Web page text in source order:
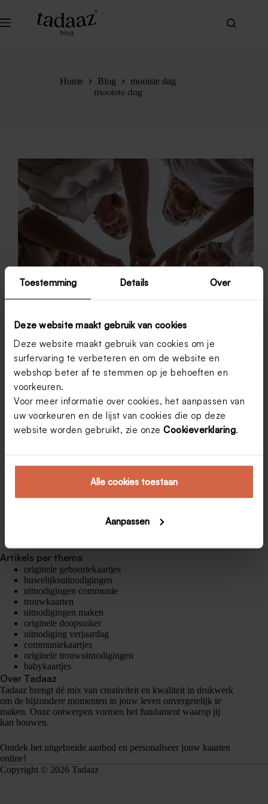
Toestemming Details Over
Deze website maakt gebruik van cookies
Deze website maakt gebruik van cookies om je
surfervaring te verbeteren en om de website en
webshop beter af te stemmen op je behoeften en
voorkeuren.
Voor meer informatie over cookies, het aanpassen van
uw voorkeuren en de lijst van cookies die op deze
website worden gebruikt, zie onze Cookieverklaring.
Alle cookies toestaan
Aanpassen
de
Home Blog
mooiste dag
mooiste dag
Hoe regen de mooiste dag van je leven helemaal
onvergetelijk maakt
Je droomt van een bruiloft in een zonovergoten tuin
niet altijd stralend weer. Maar laat het slechte weer je
dag niet vergallen. Met deze tips ben je helemaal
klaar voor de mooiste regendag van je leven.
Els Vanhooren
20 oktober 2015
Artikels per thema
originele geboortekaartjes
huwelijksuitnodigingen
uitnodigingen communie
trouwkaarten
uitnodigingen maken
originele doopsuiker
uitnodiging verjaardag
communiekaartjes
originele trouwuitnodigingen
babykaartjes
Over Tadaaz
Tadaaz brengt dé mix van creativiteit en kwaliteit in drukwerk
om de bijzondere momenten in jouw leven onvergetelijk te
maken. Onze ontwerpen vormen het fundament waarop jij
kan bouwen.
Ontdek het uitgebreide aanbod en personaliseer jouw kaarten
online!
Copyright © 2026 Tadaaz